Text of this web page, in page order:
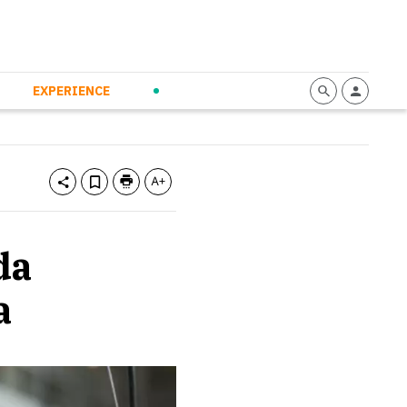
EXPERIENCE